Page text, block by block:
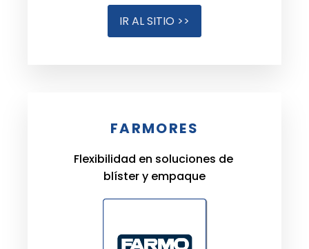
IR AL SITIO >>
FARMORES
Flexibilidad en soluciones de
blíster y empaque